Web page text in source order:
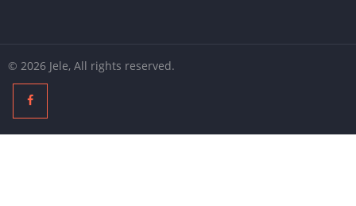
© 2026 Jele, All rights reserved.